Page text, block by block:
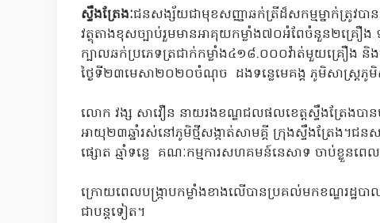
ស្ទឹងត្រែងៈជនសង្ស័យជាមុខសញ្ញាឆក់ត្រីដ៏សកម្មម្នាក់ត្រូវប
វត្ថុតាងខុសច្បាប់រួមមានអាគុយកម្លាំង៧០អំពែចំនួន២គ្
ក្បាលឆក់ប្រភេទត្រជាក់កម្លាំង៤១៨.០០០វ៉ាត់មួយគ្រឿង
ថ្ងៃទី២៣មេសា២០២០ចំណុច ដងទន្លេមេគង្គ ភូមិសាស្រ្ត
លោក វង្ស សាវឿន នាយរងខណ្ឌជលផលខេត្តស្ទឹងត្រែងប
អាយុ២៣ឆ្នាំរស់នៅភូមិថ្មីសង្កាត់សាមគ្គី ក្រុងស្ទឹងត្រែង។ជន
ផ្សោត ឆ្មាំទន្លេ គណៈកម្មការសហគមន៍នេសាទ ចាប់ខ្លួនពេ
ក្រោយពេលបង្ក្រាបកម្លាំងខាងលើបានប្រគល់មកខណ្ឌរដ្
ជាបន្តទៀត។